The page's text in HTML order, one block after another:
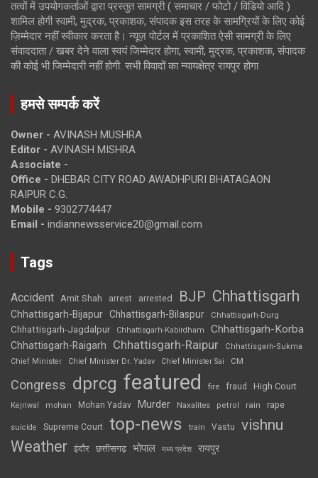
तत्वों में उपयोगकर्ताओं द्वारा प्रस्तुत सामग्री ( समाचार / फोटो / विडियो आदि )
शामिल होगी स्वामी, मुद्रक, प्रकाशक, संपादक इस तरह के सामग्रियों के लिए कोई
ज़िम्मेदार नहीं स्वीकार करता है। न्यूज़ पोर्टल में प्रकाशित ऐसी सामग्री के लिए
संवाददाता / खबर देने वाला स्वयं जिम्मेदार होगा, स्वामी, मुद्रक, प्रकाशक, संपादक
की कोई भी जिम्मेदारी नहीं होगी. सभी विवादों का न्यायक्षेत्र रायपुर होगा
हमसे सम्पर्क करें
Owner - AVINASH MUSHRA
Editor - AVINASH MISHRA
Associate -
Office - DHEBAR CITY ROAD AWADHPURI BHATAGAON
RAIPUR C.G.
Mobile - 9302774447
Email - indiannewsservice20@gmail.com
Tags
Accident Amit Shah arrest arrested BJP Chhattisgarh
Chhattisgarh-Bijapur Chhattisgarh-Bilaspur Chhattisgarh-Durg
Chhattisgarh-Jagdalpur Chhattisgarh-Kabirdham Chhattisgarh-Korba
Chhattisgarh-Raigarh Chhattisgarh-Raipur
Chhattisgarh-Sukma
Chief Minister
Chief Minister Dr. Yadav Chief Minister Sai CM
Congress dprcg featured fire fraud High Court
Kejriwal mohan Mohan Yadav Murder Naxalites petrol rain rape
suicide Supreme Court top-news train Vastu vishnu
Weather इंदौर छत्तीसगढ़ भोपाल मध्य प्रदेश रायपुर